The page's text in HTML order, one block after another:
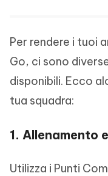
Per rendere i tuoi
Go, ci sono
disponibili. Ecco
tua squadra:
1. Allenamento
Utilizza i Punti